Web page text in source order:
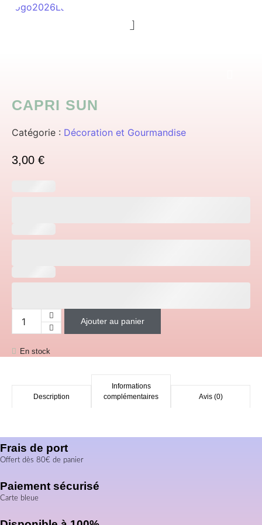
Menu
CAPRI SUN
Catégorie : Décoration et Gourmandise
3,00 €
quantité de Capri sun
Ajouter au panier
En stock
Description
Informations
complémentaires
Avis (0)
Frais de port
Offert dès 80€ de panier
Paiement sécurisé
Carte bleue